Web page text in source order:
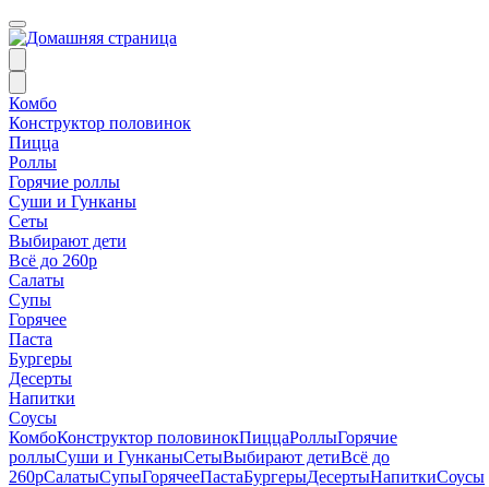
Комбо
Конструктор половинок
Пицца
Роллы
Горячие роллы
Суши и Гунканы
Сеты
Выбирают дети
Всё до 260р
Салаты
Супы
Горячее
Паста
Бургеры
Десерты
Напитки
Соусы
КомбоКонструктор половинокПиццаРоллыГорячие
роллыСуши и ГунканыСетыВыбирают детиВсё до
260рСалатыСупыГорячееПастаБургерыДесертыНапиткиСоусы